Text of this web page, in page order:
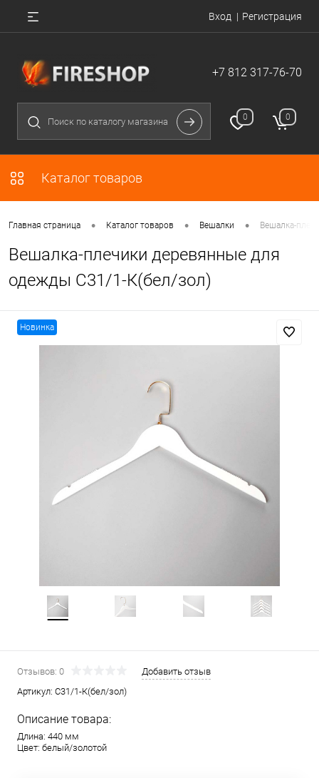
Вход Регистрация
+7 812 317-76-70
0 0
Каталог товаров
Главная страница • Каталог товаров • Вешалки • Вешалка-
Вешалка-плечики деревянные для
одежды C31/1-К(бел/зол)
Новинка
Отзывов: 0
Добавить отзыв
Артикул: C31/1-К(бел/зол)
Описание товара:
Длина: 440 мм
Цвет: белый/золотой